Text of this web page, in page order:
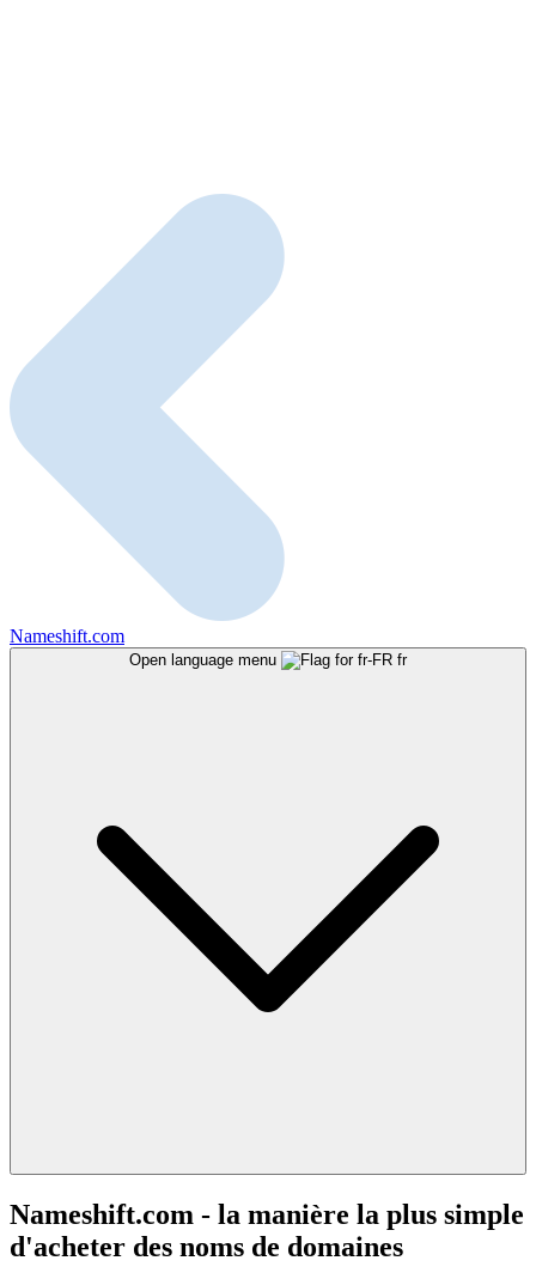
Nameshift.com
Open language menu fr
Nameshift.com - la manière la plus simple
d'acheter des noms de domaines